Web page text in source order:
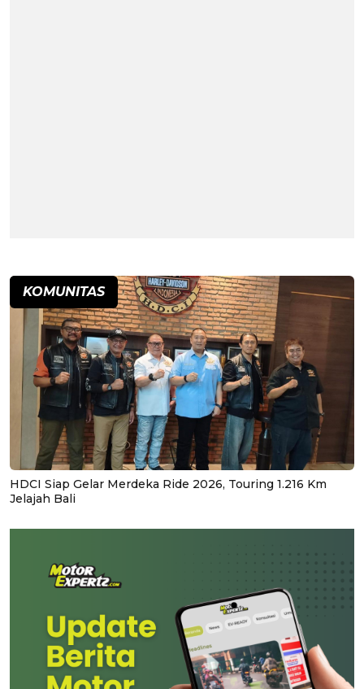
KOMUNITAS
HDCI Siap Gelar Merdeka Ride 2026, Touring 1.216 Km
Jelajah Bali